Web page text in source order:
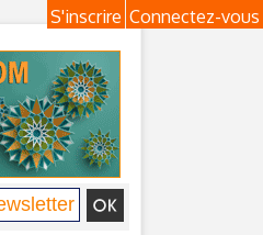
Connectez-vous
S'inscrire